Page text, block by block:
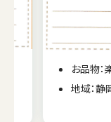
お品物
地域：